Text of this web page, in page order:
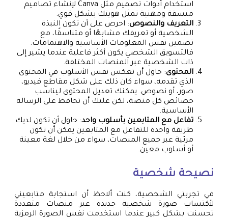
استخدام أدوات تصميم مثل Canva لإنشاء تصاميم
متسقة ومهنية تمثل هويتك بشكل قوي.
التعريف والنصوص: احرص على أن تكون النبذة
الشخصية أو تعريفك مشابهًا أو متناسقًا، مع
تضمين نفس المعلومات الأساسية والاهتمامات.
فالتسويق الشخصي يكون أكثر فاعلية عندما يشير إلى
ذات الشخصية عبر المنصات المختلفة.
المحتوى: حاول أن تعكس نفس الأسلوب في المحتوى
الذي تقدمه، سواء كان ذلك على شكل مقاطع فيديو،
صور، أو نصوص. يمكنك تعديل المحتوى ليناسب
خصائص كل منصة، لكن عليك أن تحافظ على الرسالة
الأساسية.
تفاعل مع المتابعين بأسلوب واحد: حاول أن تكون لديك
طريقة واحدة للتفاعل مع المتابعين يمكن أن تكون
مرئية عبر جميع المنصات، سواء من خلال لغة معينة
أو أسلوب معين.
نصيحة شخصية
في تجربتي الشخصية، كنت ألاحظ أن استجابة متابعيني
لأكتساب صورة شخصية جديدة عبر منصات متعددة
تحسنت بشكل كبير عندما استخدمت نفس الصورة الرمزية